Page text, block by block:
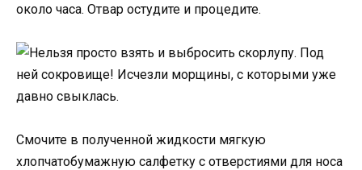
около часа. Отвар остудите и процедите.
Смочите в полученной жидкости мягкую
хлопчатобумажную салфетку с отверстиями для носа